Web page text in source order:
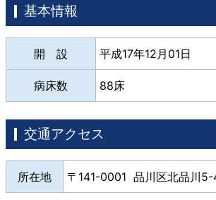
基本情報
開 設 平成17年12月01日
病床数 88床
交通アクセス
所在地 141-0001 品川区北品川5-